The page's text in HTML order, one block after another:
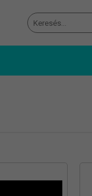
Keresés
a